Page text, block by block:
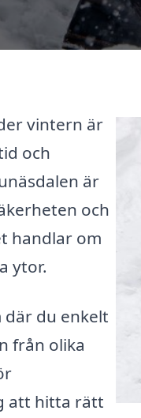
vintern är
och
är
och
handlar om
ytor.
du enkelt
från olika
att hitta rätt